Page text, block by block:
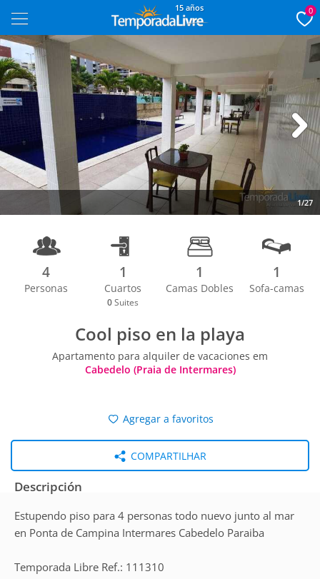
15 años 0
1/27
Next
4
Personas
1
Cuartos
0 Suites
1
Camas Dobles
1
Sofa-camas
Cool piso en la playa
Apartamento para alquiler de vacaciones em
Cabedelo (Praia de Intermares)
Agregar a favoritos
COMPARTILHAR
Descripción
Estupendo piso para 4 personas todo nuevo junto al mar
en Ponta de Campina Intermares Cabedelo Paraiba
Temporada Libre Ref.: 111310